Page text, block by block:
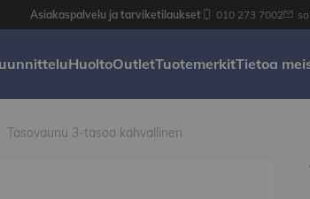
Asiakaspalvelu ja tarviketilaukset 010 273 7002
HuoltoOutletTuotemerkitTietoa
Tasovaunu 3-tasoa kahvallinen